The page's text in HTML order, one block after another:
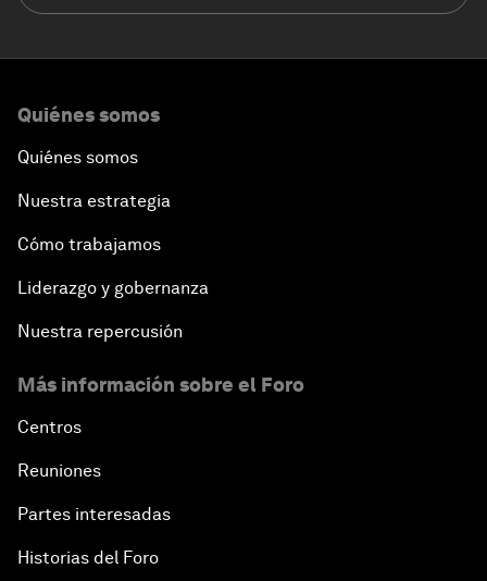
Quiénes somos
Quiénes somos
Nuestra estrategia
Cómo trabajamos
Liderazgo y gobernanza
Nuestra repercusión
Más información sobre el Foro
Centros
Reuniones
Partes interesadas
Historias del Foro